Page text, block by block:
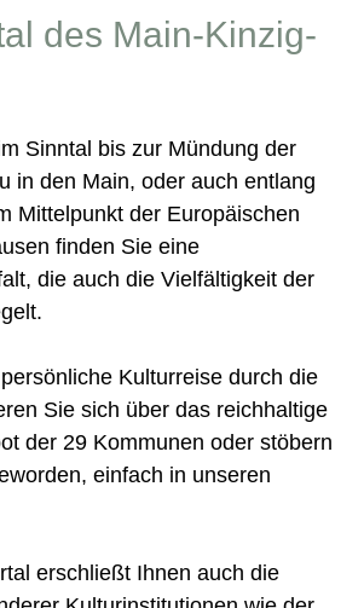
des Main-Kinzig-
Sinntal bis zur Mündung der
in den Main, oder auch entlang
Mittelpunkt der Europäischen
finden Sie eine
die auch die Vielfältigkeit der
Kulturreise durch die
Sie sich über das reichhaltige
der 29 Kommunen oder stöbern
einfach in unseren
erschließt Ihnen auch die